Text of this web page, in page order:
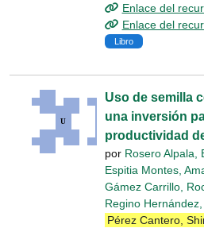
Enlace del
Enlace del
Libro
Uso de semilla
una inversión
productividad
por Rosero Alpala,
Espitia Montes,
Gámez Carrillo,
Regino
Pérez Cantero,